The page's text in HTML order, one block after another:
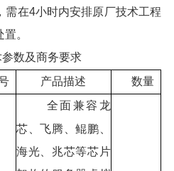
需在4小时内安排原厂技术工程
。
参数及商务要求
产品描述
数量
全面兼容龙
芯、飞腾、鲲鹏、
海光、兆芯等芯片